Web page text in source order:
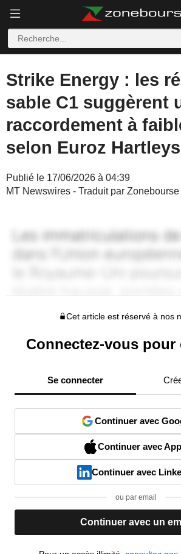
Strike Energy : les
sable C1 suggèrent
raccordement à
selon Euroz Hartleys
Publié le 17/06/2026 à 04:39
MT Newswires - Traduit par Zonebourse
Cet article est réservé à nos
Connectez-vous
Se connecter
Continuer avec
Continuer avec
Continuer avec
ou par email
Continuer avec un